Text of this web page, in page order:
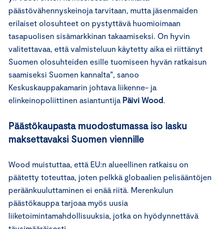
päästövähennyskeinoja tarvitaan, mutta jäsenmaiden
erilaiset olosuhteet on pystyttävä huomioimaan
tasapuolisen sisämarkkinan takaamiseksi. On hyvin
valitettavaa, että valmisteluun käytetty aika ei riittänyt
Suomen olosuhteiden esille tuomiseen hyvän ratkaisun
saamiseksi Suomen kannalta”, sanoo
Keskuskauppakamarin johtava liikenne- ja
elinkeinopoliittinen asiantuntija Päivi Wood
Päästökaupasta muodostumassa iso lasku
maksettavaksi Suomen viennille
Wood muistuttaa, että EU:n alueellinen ratkaisu on
päätetty toteuttaa, joten pelkkä globaalien pelisääntöjen
peräänkuuluttaminen ei enää riitä. Merenkulun
päästökauppa tarjoaa myös uusia
liiketoimintamahdollisuuksia, jotka on hyödynnettävä